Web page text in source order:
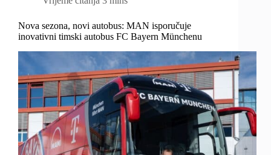
Nova sezona, novi autobus: MAN isporučuje
inovativni timski autobus FC Bayern Münchenu